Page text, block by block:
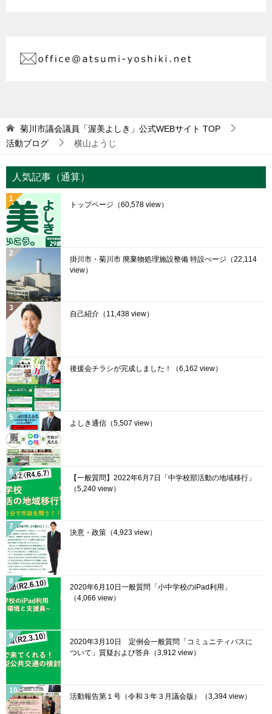
菊川市議会議員「渥美よしき」公式WEBサイト TOP
活動ブログ
横山ようじ
人気記事（通算）
トップページ （60,578 view）
掛川市・菊川市 廃棄物処理施設整備 特設ぺージ （22,114
view）
自己紹介 （11,438 view）
後援会チラシが完成しました！ （6,162 view）
よしき通信 （5,507 view）
【一般質問】2022年6月7日「中学校部活動の地域移行」
（5,240 view）
決意・政策 （4,923 view）
2020年6月10日一般質問「小中学校のiPad利用」
（4,066 view）
2020年3月10日 定例会一般質問「コミュニティバスに
ついて」質疑および答弁 （3,912 view）
活動報告第１号（令和３年３月議会版） （3,394 view）